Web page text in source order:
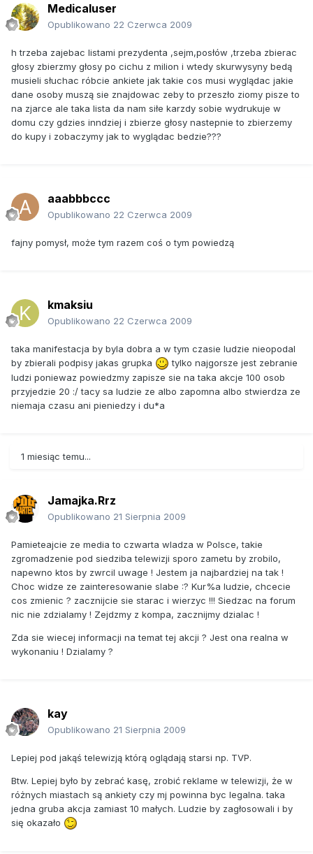
Medicaluser
Opublikowano 22 Czerwca 2009
h trzeba zajebac listami prezydenta ,sejm,posłów ,trzeba zbierac
głosy zbierzmy głosy po cichu z milion i wtedy skurwysyny bedą
musieli słuchac róbcie ankiete jak takie cos musi wyglądac jakie
dane osoby muszą sie znajdowac zeby to przeszło ziomy pisze to
na zjarce ale taka lista da nam siłe karzdy sobie wydrukuje w
domu czy gdzies inndziej i zbierze głosy nastepnie to zbierzemy
do kupy i zobaczymy jak to wyglądac bedzie???
aaabbbccc
Opublikowano 22 Czerwca 2009
fajny pomysł, może tym razem coś o tym powiedzą
kmaksiu
Opublikowano 22 Czerwca 2009
taka manifestacja by byla dobra a w tym czasie ludzie nieopodal
by zbierali podpisy jakas grupka
tylko najgorsze jest zebranie
ludzi poniewaz powiedzmy zapisze sie na taka akcje 100 osob
przyjedzie 20 :/ tacy sa ludzie ze albo zapomna albo stwierdza ze
niemaja czasu ani pieniedzy i du*a
1 miesiąc temu...
Jamajka.Rrz
Opublikowano 21 Sierpnia 2009
Pamieteajcie ze media to czwarta wladza w Polsce, takie
zgromadzenie pod siedziba telewizji sporo zametu by zrobilo,
napewno ktos by zwrcil uwage ! Jestem ja najbardziej na tak !
Choc widze ze zainteresowanie slabe :? Kur%a ludzie, chcecie
cos zmienic ? zacznijcie sie starac i wierzyc !!! Siedzac na forum
nic nie zdzialamy ! Zejdzmy z kompa, zacznijmy dzialac !
Zda sie wiecej informacji na temat tej akcji ? Jest ona realna w
wykonaniu ! Dzialamy ?
kay
Opublikowano 21 Sierpnia 2009
Lepiej pod jakąś telewizją którą oglądają starsi np. TVP.
Btw. Lepiej było by zebrać kasę, zrobić reklame w telewizji, że w
różnych miastach są ankiety czy mj powinna byc legalna. taka
jedna gruba akcja zamiast 10 małych. Ludzie by zagłosowali i by
się okazało